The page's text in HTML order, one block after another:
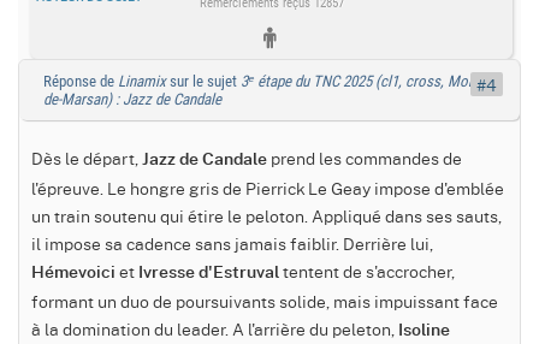
Réponse de Linamixsur le sujet 3ᵉ étape du TNC 2025 (cl1, cross, Mont-
de-Marsan) : Jazz de Candale
Dès le départ, Jazz de Candale prend les commandes de
l'épreuve. Le hongre gris de Pierrick Le Geay impose d'emblée
un train soutenu qui étire le peloton. Appliqué dans ses sauts,
il impose sa cadence sans jamais faiblir. Derrière lui,
Hémevoici et Ivresse d'Estruval tentent de s'accrocher,
formant un duo de poursuivants solide, mais impuissant face
à la domination du leader. A l'arrière du peleton, Isoline
#4